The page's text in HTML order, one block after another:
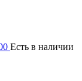
Есть в наличии